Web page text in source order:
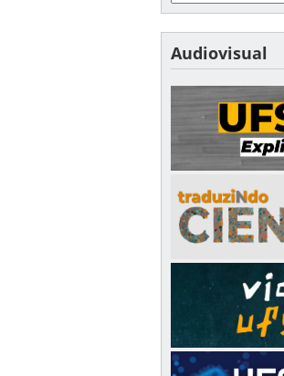
Audiovisual